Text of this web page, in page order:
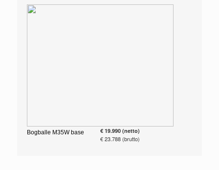
Bogballe M35W base € 19.990 (netto)
€ 23.788 (brutto)